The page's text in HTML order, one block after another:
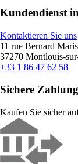
Kundendienst
Kontaktieren Sie uns
11 rue Bernard Maris
37270 Montlouis-
+33 1 86 47 62 58
Sichere Zahlung
Kaufen Sie sicher